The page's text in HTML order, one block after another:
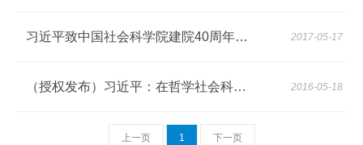
习近平致中国社会科学院建院40周年的贺信 2017-05-17
（授权发布）习近平：在哲学社会科学工作座谈会上的讲话（全文） 2016-05-18
上一页 1 下一页